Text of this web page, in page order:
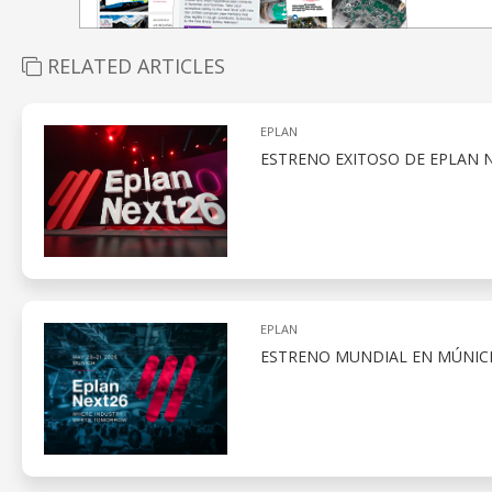
RELATED ARTICLES
EPLAN
ESTRENO EXITOSO DE EPLAN
EPLAN
ESTRENO MUNDIAL EN